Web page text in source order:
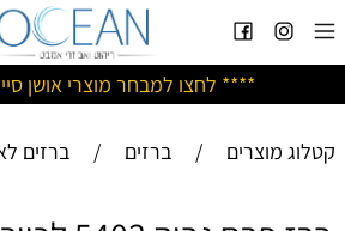
**** לחצו למבחר מוצרי אושן ס
קטלוג מוצרים / ברזים / ברזים